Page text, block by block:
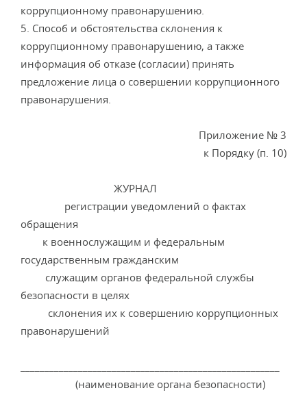
коррупционному правонарушению.
5. Способ и обстоятельства склонения к
коррупционному правонарушению, а также
информация об отказе (согласии) принять
предложение лица о совершении коррупционного
правонарушения.
Приложение № 3
к Порядку (п. 10)
ЖУРНАЛ
регистрации уведомлений о фактах
обращения
к военнослужащим и федеральным
государственным гражданским
служащим органов федеральной службы
безопасности в целях
склонения их к совершению коррупционных
правонарушений
(наименование органа безопасности)